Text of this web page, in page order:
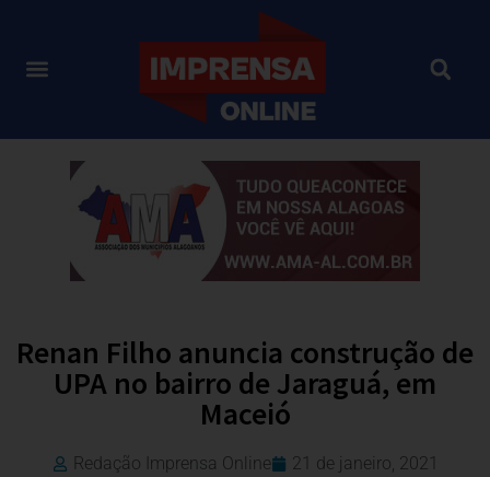
Renan Filho anuncia construção de
UPA no bairro de Jaraguá, em
Maceió
Redação Imprensa Online
21 de janeiro, 2021